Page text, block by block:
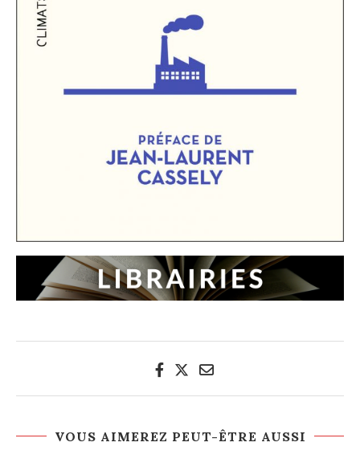
VOUS AIMEREZ PEUT-ÊTRE AUSSI